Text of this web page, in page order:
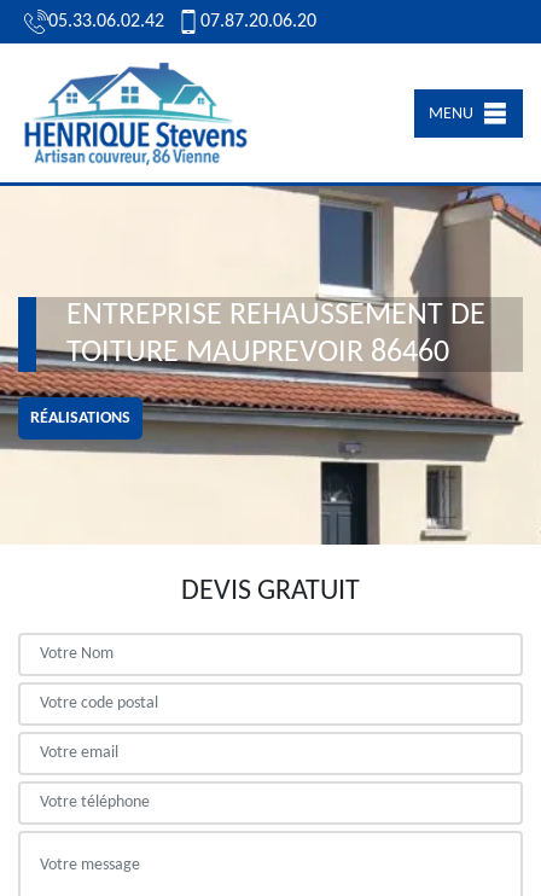
05.33.06.02.42 07.87.20.06.20
MENU
ENTREPRISE REHAUSSEMENT DE
TOITURE MAUPREVOIR 86460
RÉALISATIONS
DEVIS GRATUIT